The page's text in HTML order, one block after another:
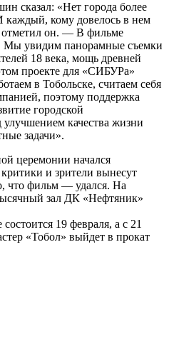
сказал: «Нет города более
каждый, кому довелось в нем
отметил он. — В фильме
Мы увидим панорамные съемки
18 века, мощь древней
проекте для «СИБУРа»
в Тобольске, считаем себя
поэтому поддержка
городской
качества жизни
задачи».
церемонии начался
и зрители вынесут
что фильм — удался. На
зал ДК «Нефтяник»
19 февраля, а с 21
«Тобол» выйдет в прокат